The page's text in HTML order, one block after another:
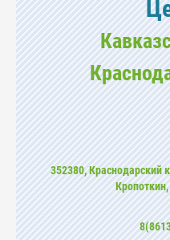
352380, Краснодарский